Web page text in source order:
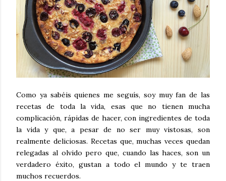
Como ya sabéis quienes me seguís, soy muy fan de las
recetas de toda la vida, esas que no tienen mucha
complicación, rápidas de hacer, con ingredientes de toda
la vida y que, a pesar de no ser muy vistosas, son
realmente deliciosas. Recetas que, muchas veces quedan
relegadas al olvido pero que, cuando las haces, son un
verdadero éxito, gustan a todo el mundo y te traen
muchos recuerdos.